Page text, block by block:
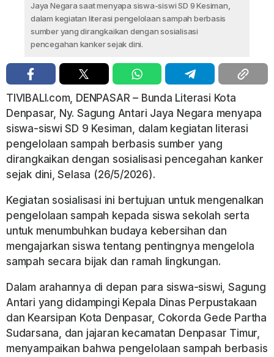
Jaya Negara saat menyapa siswa-siswi SD 9 Kesiman,
dalam kegiatan literasi pengelolaan sampah berbasis
sumber yang dirangkaikan dengan sosialisasi
pencegahan kanker sejak dini.
TIVIBALI.com, DENPASAR – Bunda Literasi Kota
Denpasar, Ny. Sagung Antari Jaya Negara menyapa
siswa-siswi SD 9 Kesiman, dalam kegiatan literasi
pengelolaan sampah berbasis sumber yang
dirangkaikan dengan sosialisasi pencegahan kanker
sejak dini, Selasa (26/5/2026).
Kegiatan sosialisasi ini bertujuan untuk mengenalkan
pengelolaan sampah kepada siswa sekolah serta
untuk menumbuhkan budaya kebersihan dan
mengajarkan siswa tentang pentingnya mengelola
sampah secara bijak dan ramah lingkungan.
Dalam arahannya di depan para siswa-siswi, Sagung
Antari yang didampingi Kepala Dinas Perpustakaan
dan Kearsipan Kota Denpasar, Cokorda Gede Partha
Sudarsana, dan jajaran kecamatan Denpasar Timur,
menyampaikan bahwa pengelolaan sampah berbasis